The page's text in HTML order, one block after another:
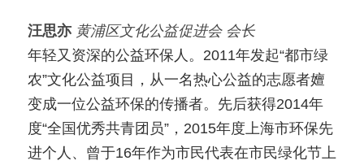
汪思亦 黄浦区文化公益促进会 会长
年轻又资深的公益环保人。2011年发起“都市绿
农”文化公益项目，从一名热心公益的志愿者嬗
变成一位公益环保的传播者。先后获得2014年
度“全国优秀共青团员”，2015年度上海市环保先
进个人、曾于16年作为市民代表在市民绿化节上